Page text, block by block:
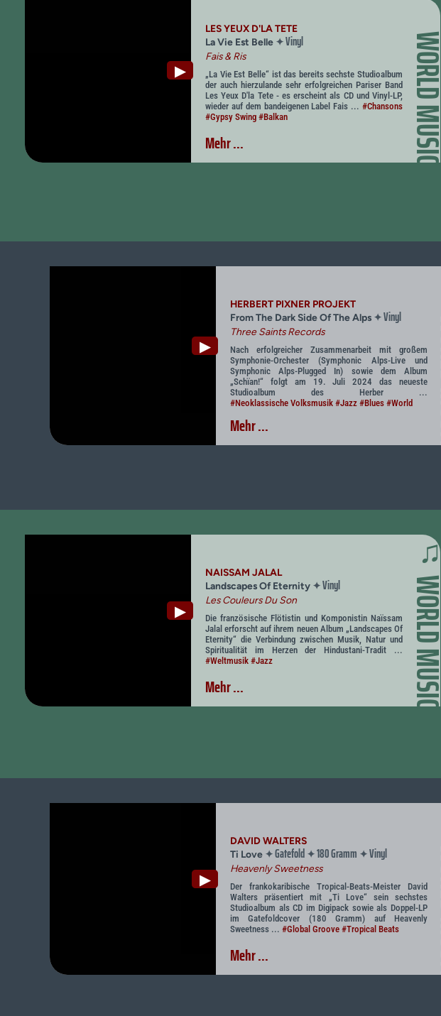
▶ WORLD MUSIC
LES YEUX D'LA TETE
La Vie Est Belle ✦Vinyl
Fais & Ris
„La Vie Est Belle“ ist das bereits sechste Studioalbum
der auch hierzulande sehr erfolgreichen Pariser Band
Les Yeux D'la Tete - es erscheint als CD und Vinyl-LP,
wieder auf dem bandeigenen Label Fais ... #Chansons
#Gypsy Swing #Balkan
Mehr ...
▶
HERBERT PIXNER PROJEKT
From The Dark Side Of The Alps ✦Vinyl
Three Saints Records
Nach erfolgreicher Zusammenarbeit mit großem
Symphonie-Orchester (Symphonic Alps-Live und
Symphonic Alps-Plugged In) sowie dem Album
„Schïan!“ folgt am 19. Juli 2024 das neueste
Studioalbum des Herber ...
#Neoklassische Volksmusik #Jazz #Blues #World
Mehr ...
▶
♫
WORLD MUSIC
NAISSAM JALAL
Landscapes Of Eternity ✦Vinyl
Les Couleurs Du Son
Die französische Flötistin und Komponistin Naïssam
Jalal erforscht auf ihrem neuen Album „Landscapes Of
Eternity“ die Verbindung zwischen Musik, Natur und
Spiritualität im Herzen der Hindustani-Tradit ...
#Weltmusik #Jazz
Mehr ...
▶
DAVID WALTERS
Ti Love ✦Gatefold✦180 Gramm ✦Vinyl
Heavenly Sweetness
Der frankokaribische Tropical-Beats-Meister David
Walters präsentiert mit „Ti Love“ sein sechstes
Studioalbum als CD im Digipack sowie als Doppel-LP
im Gatefoldcover (180 Gramm) auf Heavenly
Sweetness ... #Global Groove #Tropical Beats
Mehr ...